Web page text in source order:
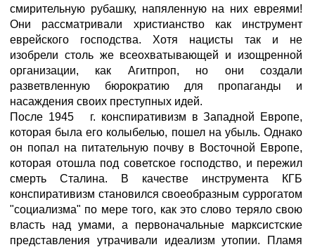
смирительную рубашку, напяленную на них евреями!
Они рассматривали христианство как инструмент
еврейского господства. Хотя нацисты так и не
изобрели столь же всеохватывающей и изощренной
организации, как Агитпроп, но они создали
разветвленную бюрократию для пропаганды и
насаждения своих преступных идей.
После 1945 г. конспиративизм в Западной Европе,
которая была его колыбелью, пошел на убыль. Однако
он попал на питательную почву в Восточной Европе,
которая отошла под советское господство, и пережил
смерть Сталина. В качестве инструмента КГБ
конспиративизм становился своеобразным суррогатом
"социализма" по мере того, как это слово теряло свою
власть над умами, а первоначальные марксистские
представления утрачивали идеализм утопии. Пламя